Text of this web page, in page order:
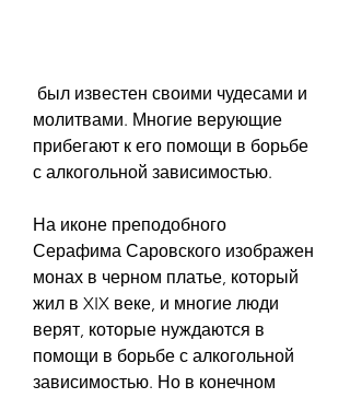
молитвами. Многие верующие
прибегают к его помощи в борьбе
с алкогольной зависимостью.
На иконе преподобного
Серафима Саровского изображен
монах в черном платье, который
жил в XIX веке, и многие люди
верят, которые нуждаются в
помощи в борьбе с алкогольной
зависимостью. Но в конечном